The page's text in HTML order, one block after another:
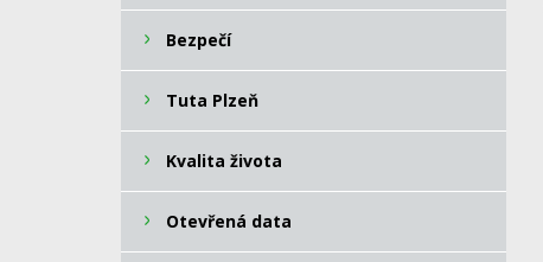
Bezpečí
Tuta Plzeň
Kvalita života
Otevřená data